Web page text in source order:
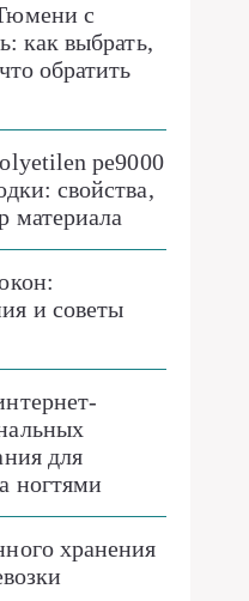
с
как выбрать,
обратить
pe9000
свойства,
материала
и советы
для
ногтями
хранения